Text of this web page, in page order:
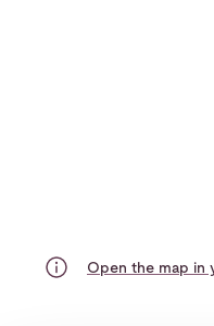
Open the map in